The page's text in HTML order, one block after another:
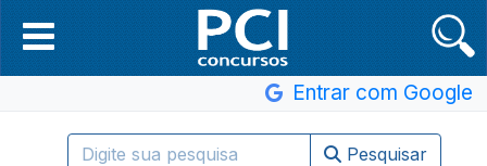
Entrar com Google
Pesquisar